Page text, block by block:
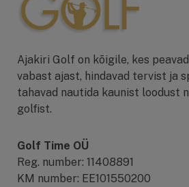
Ajakiri Golf on kõigile, kes
vabast ajast, hindavad tervist ja
tahavad nautida kaunist loodust
golfist.
Golf Time OÜ
Reg. number: 11408891
KM number: EE101550200